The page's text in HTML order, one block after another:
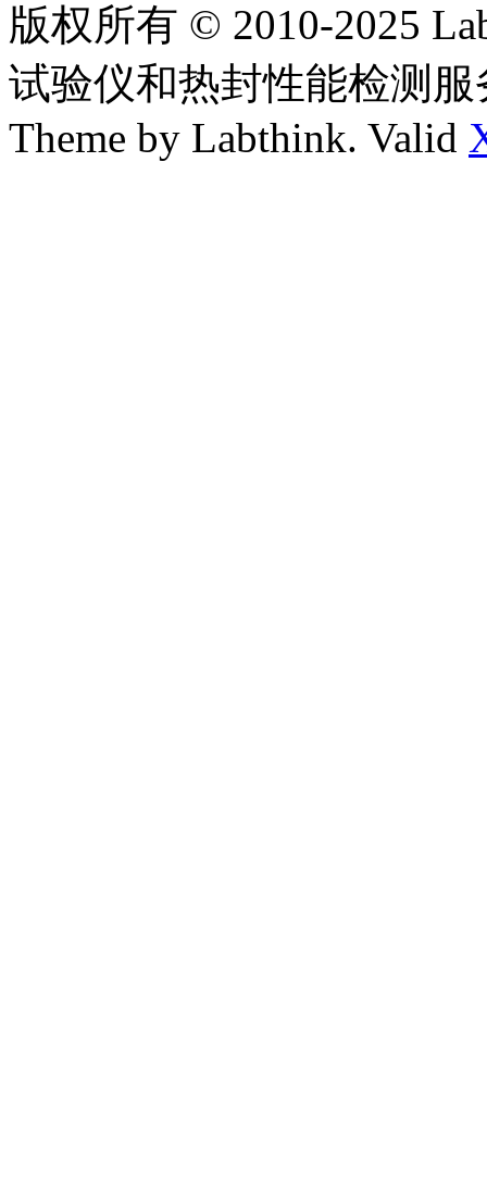
版权所有 © 2010-2025
试验仪和热封性能检测
Theme by Labthink. Valid